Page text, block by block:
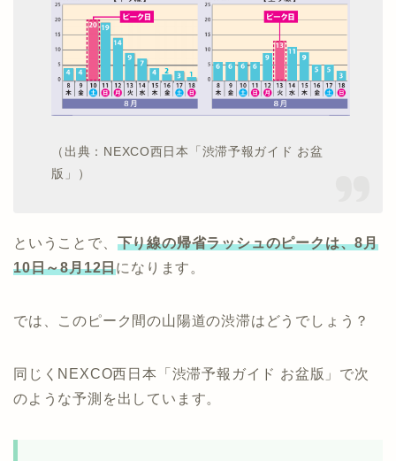
（出典：NEXCO西日本「渋滞予報ガイド お盆
版」）
ということで、 下り線の帰省ラッシュのピークは、8月
10日～8月12日になります。
では、このピーク間の山陽道の渋滞はどうでしょう？
同じくNEXCO西日本「渋滞予報ガイド お盆版」で次
のような予測を出しています。